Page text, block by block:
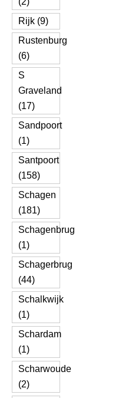
Rijk (9)
Rustenburg
(6)
S
Graveland
(17)
Sandpoort
(1)
Santpoort
(158)
Schagen
(181)
Schagenbrug
(1)
Schagerbrug
(44)
Schalkwijk
(1)
Schardam
(1)
Scharwoude
(2)